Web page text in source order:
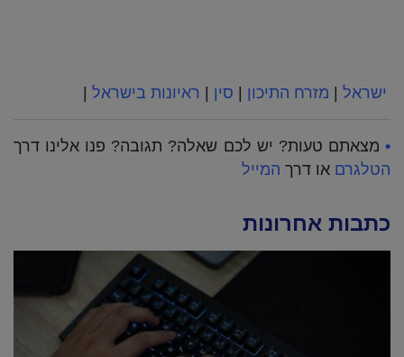
ישראל | מזרח התיכון | סין | ראיונות בישראל |
• מצאתם טעות? יש לכם שאלה? תגובה? פנו אלינו דרך
הטלגרם או דרך המייל
כתבות אחרונות